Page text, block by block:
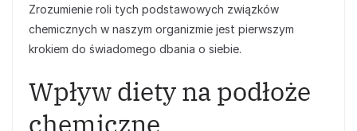
Zrozumienie roli tych podstawowych związków
chemicznych w naszym organizmie jest pierwszym
krokiem do świadomego dbania o siebie.
Wpływ diety na podłoże
chemiczne